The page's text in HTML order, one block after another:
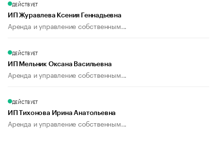
ДЕЙСТВУЕТ
ИП Журавлева Ксения Геннадьевна
Аренда и управление собственным...
ДЕЙСТВУЕТ
ИП Мельник Оксана Васильевна
Аренда и управление собственным...
ДЕЙСТВУЕТ
ИП Тихонова Ирина Анатольевна
Аренда и управление собственным...